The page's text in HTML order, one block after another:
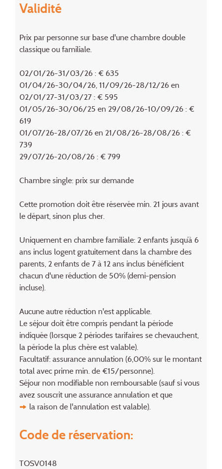
Validité
Prix par personne sur base d'une chambre double
classique ou familiale.
02/01/26-31/03/26 : € 635
01/04/26-30/04/26, 11/09/26-28/12/26 en
02/01/27-31/03/27 : € 595
01/05/26-30/06/25 en 29/08/26-10/09/26 : €
619
01/07/26-28/07/26 en 21/08/26-28/08/26 : €
739
29/07/26-20/08/26 : € 799
Chambre single: prix sur demande
Cette promotion doit être réservée min. 21 jours avant
le départ, sinon plus cher.
Uniquement en chambre familiale: 2 enfants jusqu’à 6
ans inclus logent gratuitement dans la chambre des
parents, 2 enfants de 7 à 12 ans inclus bénéficient
chacun d'une réduction de 50% (demi-pension
incluse).
Aucune autre réduction n'est applicable.
Le séjour doit être compris pendant la période
indiquée (lorsque 2 périodes tarifaires se chevauchent,
la période la plus chère est valable).
Facultatif: assurance annulation (6,00% sur le montant
total avec prime min. de €15/personne).
Séjour non modifiable non remboursable (sauf si vous
avez souscrit une assurance annulation et que
la raison de l'annulation est valable).
Code de réservation:
TOSV0148